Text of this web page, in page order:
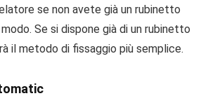
se non avete già un rubinetto
Se si dispone già di un rubinetto
il metodo di fissaggio più semplice.